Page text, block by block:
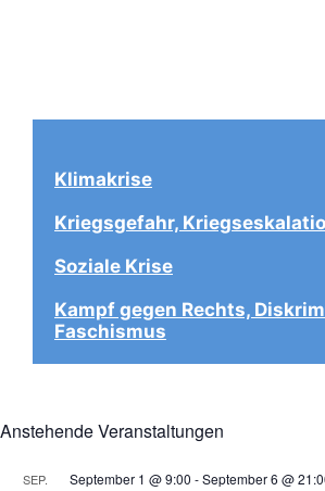
Klimakrise
Kriegsgefahr,
Soziale Krise
Kampf gegen Rechts,
Faschismus
Anstehende Veranstaltungen
SEP. September 1 @ 9:00 -September 6 @